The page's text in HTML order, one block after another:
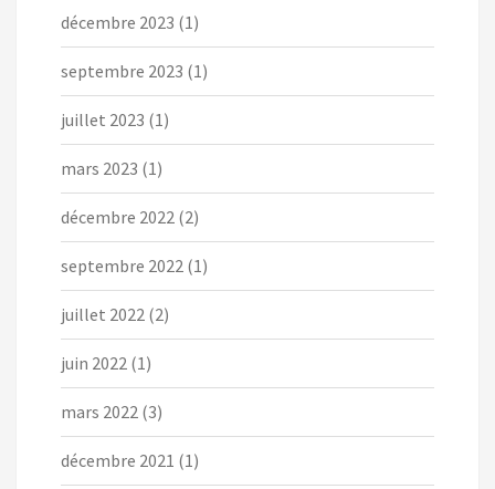
décembre 2023 (1)
septembre 2023 (1)
juillet 2023 (1)
mars 2023 (1)
décembre 2022 (2)
septembre 2022 (1)
juillet 2022 (2)
juin 2022 (1)
mars 2022 (3)
décembre 2021 (1)